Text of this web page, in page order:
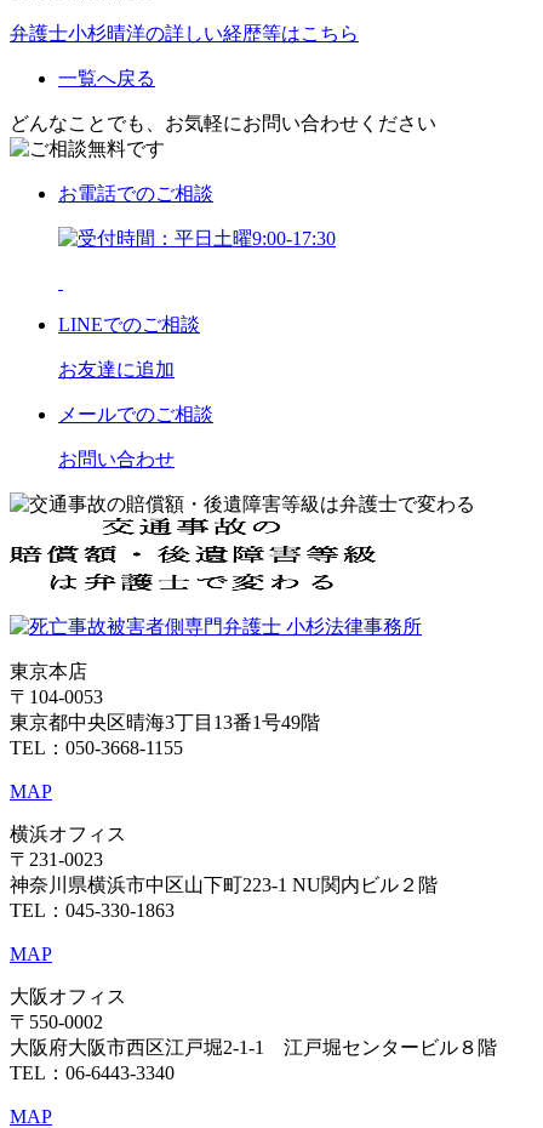
弁護士小杉晴洋の詳しい経歴等はこちら
一覧へ戻る
どんなことでも、お気軽にお問い合わせください
お電話でのご相談
LINEでのご相談
お友達に追加
メールでのご相談
お問い合わせ
東京本店
〒104-0053
東京都中央区晴海3丁目13番1号49階
TEL：050-3668-1155
MAP
横浜オフィス
〒231-0023
神奈川県横浜市中区山下町223-1 NU関内ビル２階
TEL：045-330-1863
MAP
大阪オフィス
〒550-0002
大阪府大阪市西区江戸堀2-1-1 江戸堀センタービル８階
TEL：06-6443-3340
MAP